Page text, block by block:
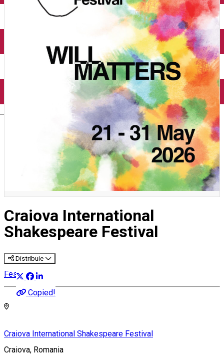
Închirieri auto
Închirieri biciclete
Încărcare vehicule electrice
Craiova International
Shakespeare Festival
Distribuie
Copied!
Festival
Craiova International Shakespeare Festival
Craiova, Romania